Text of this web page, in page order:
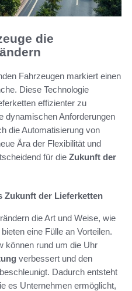
die
Fahrzeugen markiert einen
Diese Technologie
effizienter zu
dynamischen Anforderungen
die Automatisierung von
Ära der Flexibilität und
für die Zukunft der
Zukunft der Lieferketten
die Art und Weise, wie
eine Fülle an Vorteilen.
können rund um die Uhr
verbessert und den
Dadurch entsteht
es Unternehmen ermöglicht,